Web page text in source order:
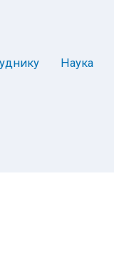
Наука